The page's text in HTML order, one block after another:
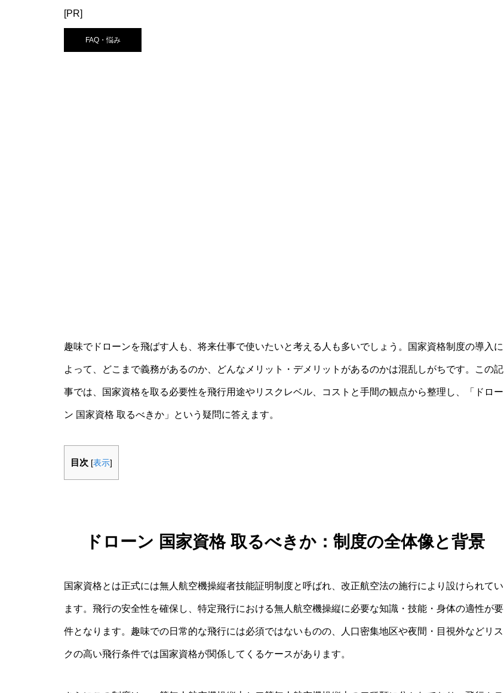
[PR]
FAQ・悩み
趣味でドローンを飛ばす人も、将来仕事で使いたいと考える人も多いでしょう。国家資格制度の導入に
よって、どこまで義務があるのか、どんなメリット・デメリットがあるのかは混乱しがちです。この記
事では、国家資格を取る必要性を飛行用途やリスクレベル、コストと手間の観点から整理し、「ドロー
ン 国家資格 取るべきか」という疑問に答えます。
目次 [表示]
ドローン 国家資格 取るべきか：制度の全体像と背景
国家資格とは正式には無人航空機操縦者技能証明制度と呼ばれ、改正航空法の施行により設けられてい
ます。飛行の安全性を確保し、特定飛行における無人航空機操縦に必要な知識・技能・身体の適性が要
件となります。趣味での日常的な飛行には必須ではないものの、人口密集地区や夜間・目視外などリス
クの高い飛行条件では国家資格が関係してくるケースがあります。